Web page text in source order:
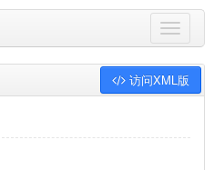
访问XML版